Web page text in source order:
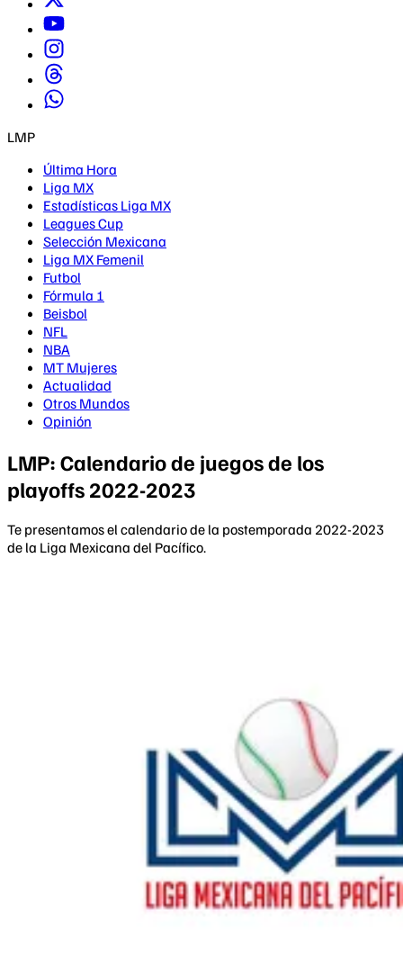
LMP
Última Hora
Liga MX
Estadísticas Liga MX
Leagues Cup
Selección Mexicana
Liga MX Femenil
Futbol
Fórmula 1
Beisbol
NFL
NBA
MT Mujeres
Actualidad
Otros Mundos
Opinión
LMP: Calendario de juegos de los
playoffs 2022-2023
Te presentamos el calendario de la postemporada 2022-2023
de la Liga Mexicana del Pacífico.